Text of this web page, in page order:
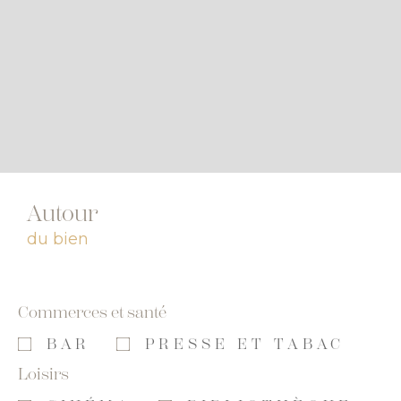
Autour
du bien
Commerces et santé
BAR PRESSE ET TABAC
Loisirs